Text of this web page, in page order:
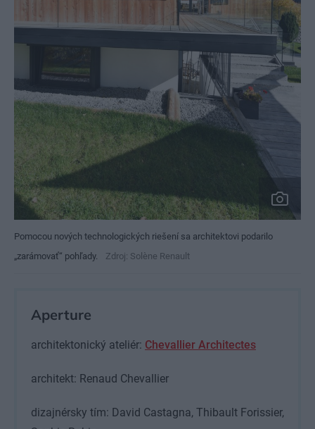
Pomocou nových technologických riešení sa architektovi podarilo
„zarámovať“ pohľady.
Zdroj: Solène Renault
Aperture
architektonický ateliér: Chevallier Architectes
architekt: Renaud Chevallier
dizajnérsky tím: David Castagna, Thibault Forissier,